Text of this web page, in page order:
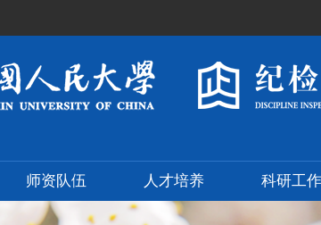
师资队伍 人才培养 科研工作